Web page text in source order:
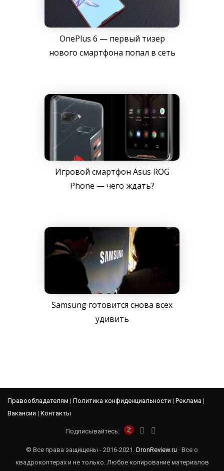
OnePlus 6 — первый тизер
нового смартфона попал в сеть
Игровой смартфон Asus ROG
Phone — чего ждать?
Samsung готовится снова всех
удивить
Правообладателям | Политика конфиденциальности | Реклама |
Вакансии | Контакты
Подписывайтесь:
© Все права защищены - 2016-2021. DronReview.ru · Все о
квадрокоптерах и не только. Любое копирование материалов